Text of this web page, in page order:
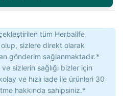
tüm Herbalife
sizlere direkt olarak
gönderim sağlanmaktadır.*
sizlerin sağlığı bizler için
ve hızlı iade ile ürünleri 30
hakkında sahipsiniz.*